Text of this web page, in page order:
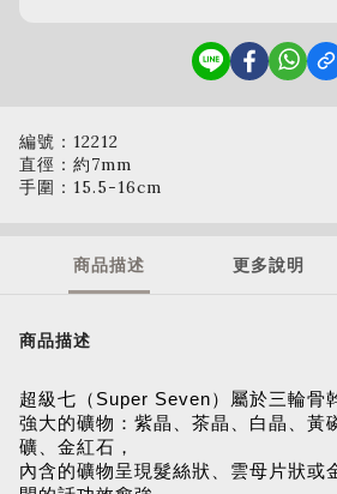
編號：12212
直徑：約7mm
手圍：15.5-16cm
商品描述 更多說明
商品描述
超級七（Super Seven）屬於三輪骨
強大的礦物：紫晶、茶晶、白晶、黃
礦、金紅石，
內含的礦物呈現髮絲狀、雲母片狀或